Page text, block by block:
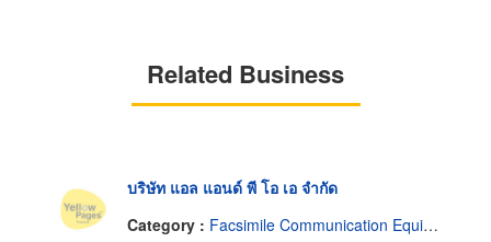
Related Business
บริษัท แอล แอนด์ พี โอ เอ จำกัด
Category : Facsimile Communication Equipment